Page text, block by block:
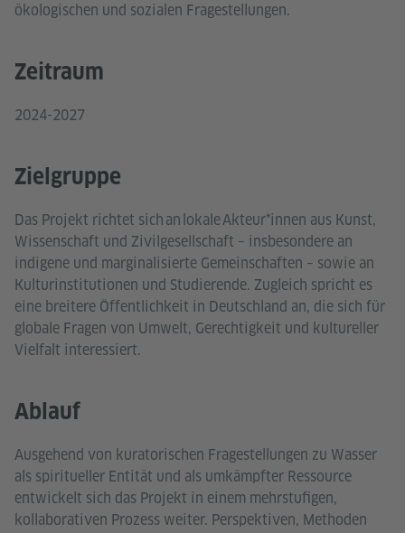
ökologischen und sozialen Fragestellungen.
Zeitraum
2024-2027
Zielgruppe
Das Projekt richtet sich an lokale Akteur*innen aus Kunst,
Wissenschaft und Zivilgesellschaft – insbesondere an
indigene und marginalisierte Gemeinschaften – sowie an
Kulturinstitutionen und Studierende. Zugleich spricht es
eine breitere Öffentlichkeit in Deutschland an, die sich für
globale Fragen von Umwelt, Gerechtigkeit und kultureller
Vielfalt interessiert.
Ablauf
Ausgehend von kuratorischen Fragestellungen zu Wasser
als spiritueller Entität und als umkämpfter Ressource
entwickelt sich das Projekt in einem mehrstufigen,
kollaborativen Prozess weiter. Perspektiven, Methoden